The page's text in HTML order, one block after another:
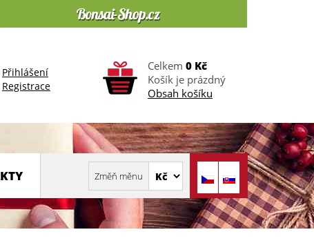
Přihlášení
Registrace
Celkem 0 Kč
Košík je prázdný
Obsah košíku